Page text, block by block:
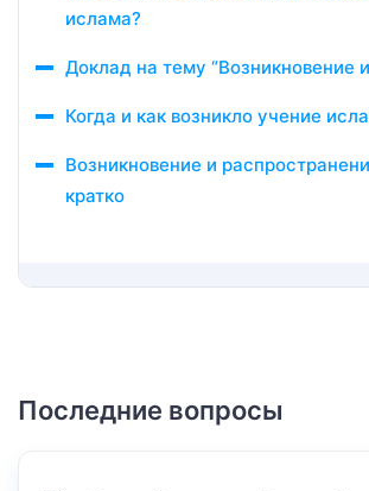
ислама?
Доклад на тему “Возникновение
Когда и как возникло учение
Возникновение и
кратко
Последние вопросы